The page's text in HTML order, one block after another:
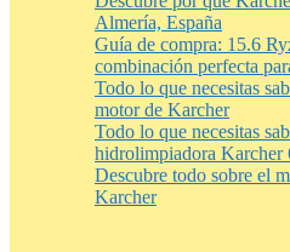
Almería, España
Guía de compra: 15.6
combinación perfecta
Todo lo que necesitas
motor de Karcher
Todo lo que necesitas
hidrolimpiadora Karcher
Descubre todo sobre el
Karcher